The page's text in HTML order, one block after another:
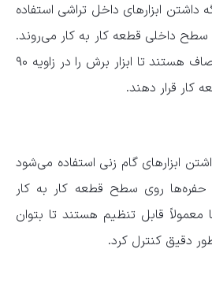
داشتن ابزارهای داخل تراشی استفاده
داخلی قطعه کار به کار می‌روند.
این نوع هلدرها معمولاً صاف هستند تا ابزار برش را در زاویه ۹۰
کار قرار دهند.
ابزارهای گام زنی استفاده می‌شود
حفره‌ها روی سطح قطعه کار به کار
معمولاً قابل تنظیم هستند تا بتوان
دقیق کنترل کرد.